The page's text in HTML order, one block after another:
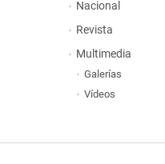
Nacional
Revista
Multimedia
Galerías
Vídeos